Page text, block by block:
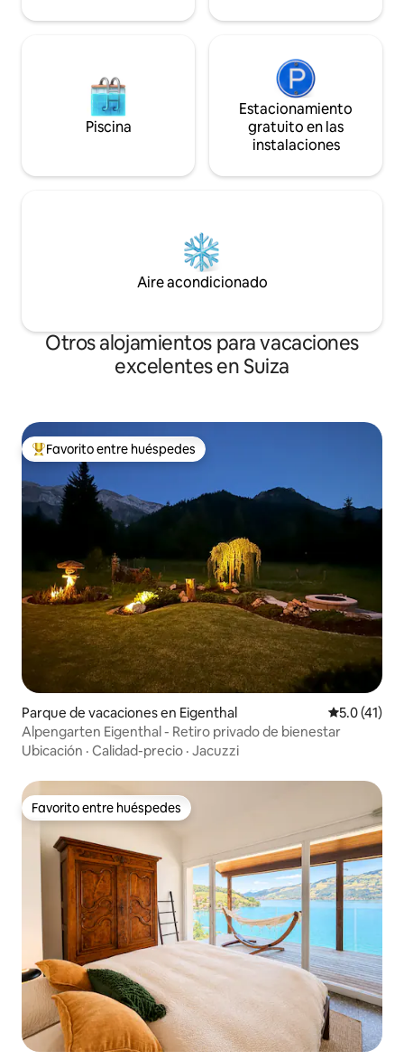
Piscina
Estacionamiento
gratuito en las
instalaciones
Aire acondicionado
Otros alojamientos para vacaciones
excelentes en Suiza
Favorito entre huéspedes preferido
Favorito entre huéspedes
Parque de vacaciones en Eigenthal Calificación
5.0 (41)
Alpengarten Eigenthal - Retiro privado de bienestar
Ubicación · Calidad-precio · Jacuzzi
Favorito entre huéspedes
Favorito entre huéspedes